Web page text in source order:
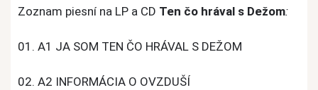
Zoznam piesní na LP a CD Ten čo hrával s Dežom:
01. A1 JA SOM TEN ČO HRÁVAL S DEŽOM
02. A2 INFORMÁCIA O OVZDUŠÍ